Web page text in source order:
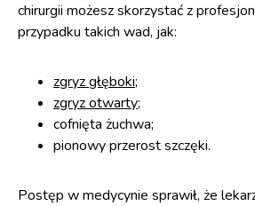
chirurgii możesz skorzystać z
przypadku takich wad, jak:
zgryz głęboki;
zgryz otwarty;
cofnięta żuchwa;
pionowy przerost szczęki.
Postęp w medycynie sprawił, że